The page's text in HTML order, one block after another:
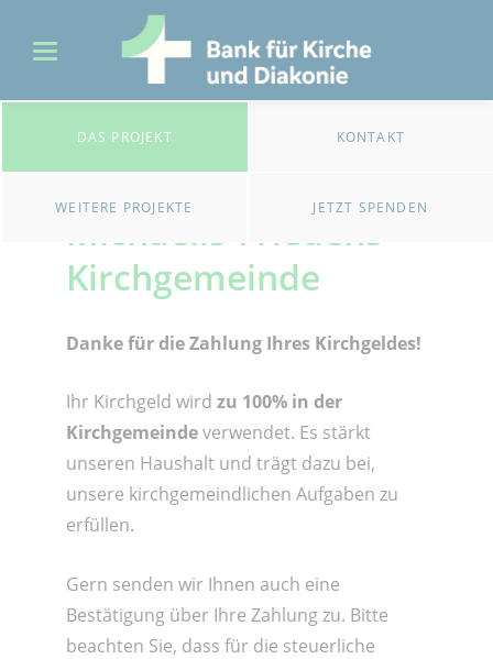
DAS PROJEKT KONTAKT
WEITERE PROJEKTE JETZT SPENDEN
Kirchgeld für die
Michaelis-Friedens-
Kirchgemeinde
Danke für die Zahlung Ihres Kirchgeldes!
Ihr Kirchgeld wird zu 100% in der
Kirchgemeindeverwendet. Es stärkt
unseren Haushalt und trägt dazu bei,
unsere kirchgemeindlichen Aufgaben zu
erfüllen.
Gern senden wir Ihnen auch eine
Bestätigung über Ihre Zahlung zu. Bitte
beachten Sie, dass für die steuerliche